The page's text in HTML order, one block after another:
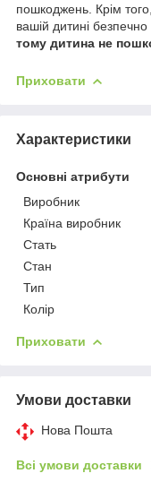
пошкоджень. Крім
вашій дитині безпечно
тому дитина не
Приховати
Характеристики
Основні атрибути
Виробник
Країна виробник
Стать
Стан
Тип
Колір
Приховати
Умови доставки
Нова Пошта
Всі умови доставки